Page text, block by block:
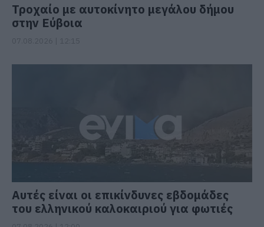
Τροχαίο με αυτοκίνητο μεγάλου δήμου
στην Εύβοια
Αυτές είναι οι επικίνδυνες εβδομάδες
του ελληνικού καλοκαιριού για φωτιές